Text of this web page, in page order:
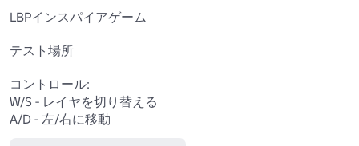
LBPインスパイアゲーム
テスト場所
コントロール:
W/S - レイヤを切り替える
A/D - 左/右に移動